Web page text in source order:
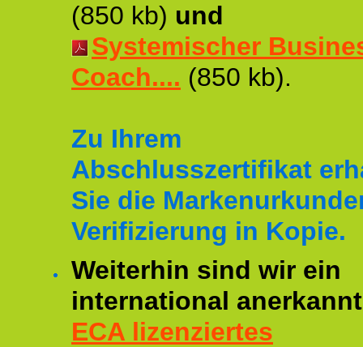
(850 kb) und
Systemischer
Coach.... (850 kb).
Zu Ihrem
Abschlusszertifikat
Sie die
Verifizierung in Kopie.
Weiterhin sind wir ein
international
ECA lizenziertes